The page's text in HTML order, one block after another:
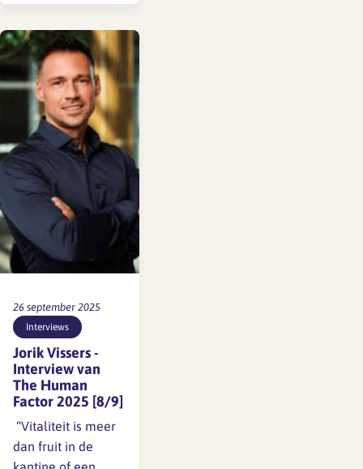
medewerker bij
SFA Stichting Fonds
Architectenbureaus
vertelt in The
Human…
26 september 2025
Interviews
Jorik Vissers -
Interview van
The Human
Factor 2025 [8/9]
️ “Vitaliteit is meer
dan fruit in de